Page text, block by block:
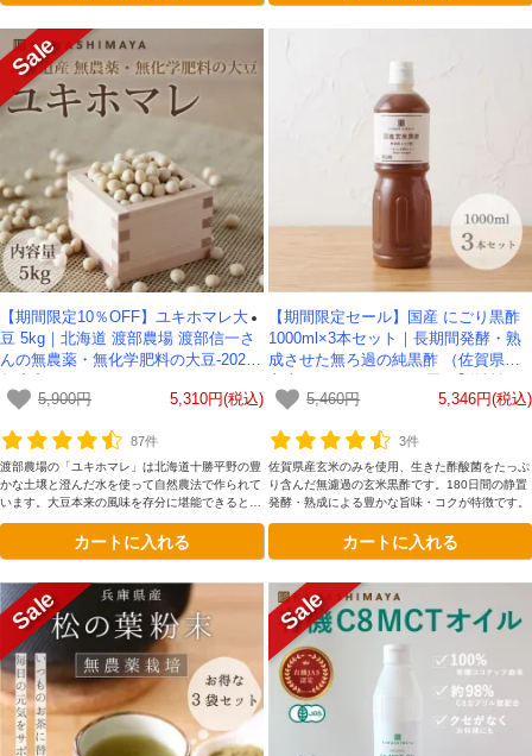
【期間限定10％OFF】ユキホマレ大
豆 5kg｜北海道 渡部農場 渡部信一さ
んの無農薬・無化学肥料の大豆-2025
5,900円
5,310円(税込)
87件
渡部農場の「ユキホマレ」は北海道十勝平野の豊
かな土壌と澄んだ水を使って自然農法で作られて
います。大豆本来の風味を存分に堪能できるとて
カートに入れる
【期間限定セール】国産 にごり黒酢
1000ml×3本セット｜長期間発酵・熟
成させた無ろ過の純黒酢 （佐賀県産
料】 5,460円 5,346円(税込)
3件
佐賀県産玄米のみを使用、生きた酢酸菌をたっぷ
り含んだ無濾過の玄米黒酢です。180日間の静置
発酵・熟成による豊かな旨味・コクが特徴です。
カートに入れる